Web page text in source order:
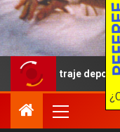
una propuesta